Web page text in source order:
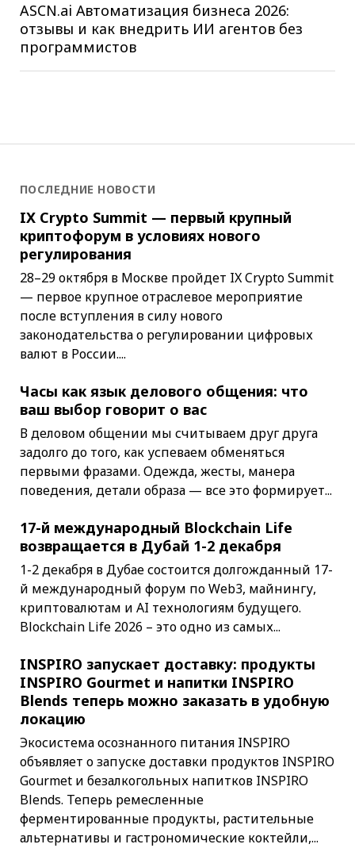
ПОСЛЕДНИЕ НОВОСТИ
IX Crypto Summit — первый крупный
криптофорум в условиях нового
регулирования
28–29 октября в Москве пройдет IX Crypto Summit
— первое крупное отраслевое мероприятие
после вступления в силу нового
законодательства о регулировании цифровых
валют в России....
Часы как язык делового общения: что
ваш выбор говорит о вас
В деловом общении мы считываем друг друга
задолго до того, как успеваем обменяться
первыми фразами. Одежда, жесты, манера
поведения, детали образа — все это формирует...
17-й международный Blockchain Life
возвращается в Дубай 1-2 декабря
1-2 декабря в Дубае состоится долгожданный 17-
й международный форум по Web3, майнингу,
криптовалютам и AI технологиям будущего.
Blockchain Life 2026 – это одно из самых...
INSPIRO запускает доставку: продукты
INSPIRO Gourmet и напитки INSPIRO
Blends теперь можно заказать в удобную
локацию
Экосистема осознанного питания INSPIRO
объявляет о запуске доставки продуктов INSPIRO
Gourmet и безалкогольных напитков INSPIRO
Blends. Теперь ремесленные
ферментированные продукты, растительные
альтернативы и гастрономические коктейли,...
ASCN.ai Автоматизация бизнеса 2026:
отзывы и как внедрить ИИ агентов без
программистов